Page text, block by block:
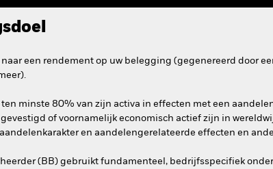
een rendement op uw belegging (gegenereerd door
minste 80% van zijn activa in effecten met een
of voornamelijk economisch actief zijn in
en aandelengerelateerde effecten en
(BB) gebruikt fundamenteel, bedrijfsspecifiek